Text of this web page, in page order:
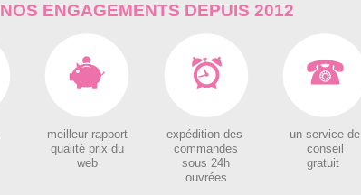
NOS ENGAGEMENTS DEPUIS 2012
meilleur rapport
qualité prix du
web
expédition des
commandes
sous 24h
ouvrées
un service de
conseil
gratuit